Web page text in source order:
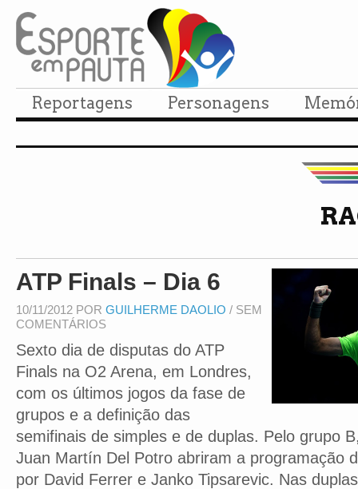
Reportagens Personagens
ATP Finals – Dia 6
10/11/2012 POR GUILHERME DAOLIO / SEM
COMENTÁRIOS
Sexto dia de disputas do ATP
Finals na O2 Arena, em Londres,
com os últimos jogos da fase de
grupos e a definição das
semifinais de simples e de duplas. Pelo grupo
Juan Martín Del Potro abriram a programação
por David Ferrer e Janko Tipsarevic. Nas